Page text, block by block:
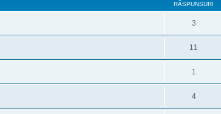
RĂSPUNSURI
3
11
1
4